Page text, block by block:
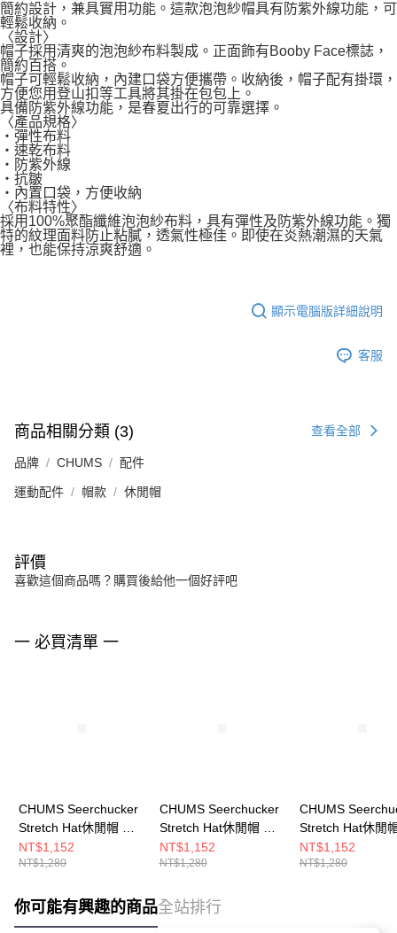
簡約設計，兼具實用功能。這款泡泡紗帽具有防紫外線功能，可
輕鬆收納。
〈設計〉
帽子採用清爽的泡泡紗布料製成。正面飾有Booby Face標誌，
簡約百搭。
帽子可輕鬆收納，內建口袋方便攜帶。收納後，帽子配有掛環，
方便您用登山扣等工具將其掛在包包上。
具備防紫外線功能，是春夏出行的可靠選擇。
〈產品規格〉
・彈性布料
・速乾布料
・防紫外線
・抗皺
・內置口袋，方便收納
〈布料特性〉
採用100%聚酯纖維泡泡紗布料，具有彈性及防紫外線功能。獨
特的紋理面料防止粘膩，透氣性極佳。即使在炎熱潮濕的天氣
裡，也能保持涼爽舒適。
顯示電腦版詳細說明
客服
商品相關分類 (3) 查看全部
品牌 CHUMS 配件
運動配件 帽款 休閒帽
評價
喜歡這個商品嗎？購買後給他一個好評吧
一 必買清單 一
CHUMS Seerchucker
Stretch Hat休閒帽 深
藍 CH051459N001
NT$1,152
NT$1,280
CHUMS Seerchucker
Stretch Hat休閒帽 米
灰色 CH051459G057
NT$1,152
NT$1,280
CHUMS
Stretch Hat休閒
色
NT$1,152
NT$1,280
你可能有興趣的商品全站排行